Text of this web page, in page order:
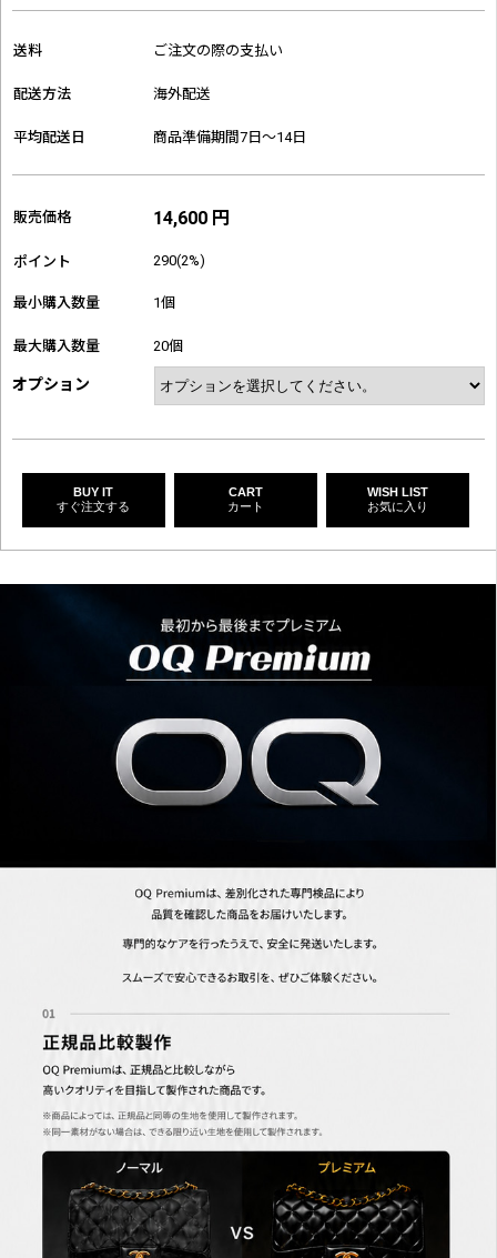
送料 ご注文の際の支払い
配送方法 海外配送
平均配送日 商品準備期間7日～14日
販売価格 14,600 円
ポイント 290(2%)
最小購入数量 1個
最大購入数量 20個
オプション
BUY IT
すぐ注文する
CART
カート
WISH LIST
お気に入り